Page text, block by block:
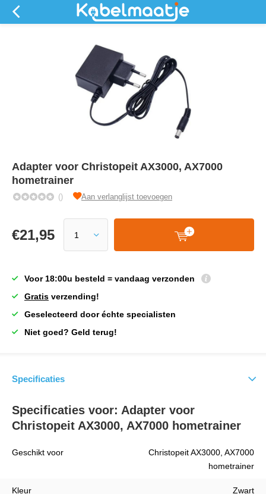
Adapter voor Christopeit AX3000, AX7000
hometrainer
() Aan verlanglijst toevoegen
€21,95
Voor 18:00u besteld = vandaag verzonden
Gratis verzending!
Geselecteerd door échte specialisten
Niet goed? Geld terug!
Specificaties
Specificaties voor: Adapter voor
Christopeit AX3000, AX7000 hometrainer
Geschikt voor
Christopeit AX3000, AX7000
hometrainer
Kleur Zwart